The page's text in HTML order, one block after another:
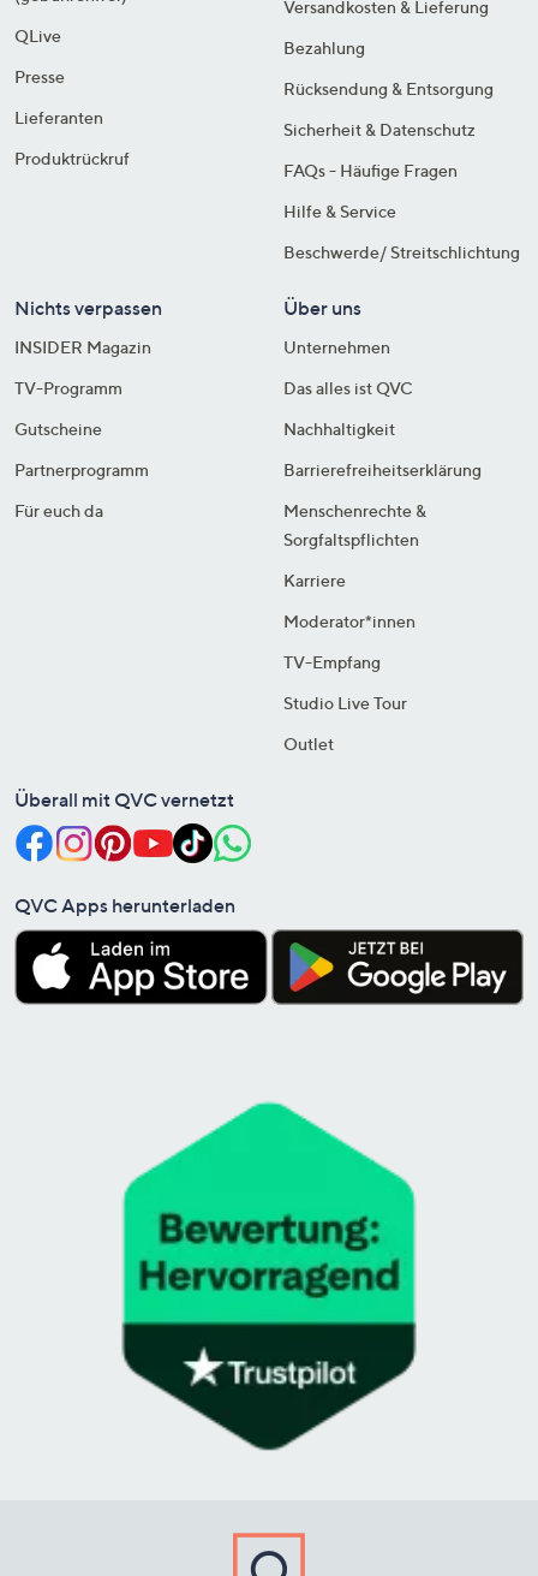
QLive
Presse
Lieferanten
Produktrückruf
Versandkosten & Lieferung
Bezahlung
Rücksendung & Entsorgung
Sicherheit & Datenschutz
FAQs - Häufige Fragen
Hilfe & Service
Beschwerde/ Streitschlichtung
Nichts verpassen
INSIDER Magazin
TV-Programm
Gutscheine
Partnerprogramm
Für euch da
Über uns
Unternehmen
Das alles ist QVC
Nachhaltigkeit
Barrierefreiheitserklärung
Menschenrechte &
Sorgfaltspflichten
Karriere
Moderator*innen
TV-Empfang
Studio Live Tour
Outlet
Überall mit QVC vernetzt
QVC Apps herunterladen